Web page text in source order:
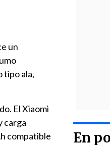
En
un
tipo ala,
El Xiaomi
carga
compatible